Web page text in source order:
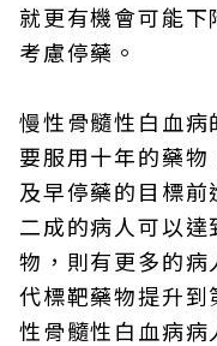
就更有機會可能
考慮停藥。
慢性骨髓性白血病
要服用十年的藥
及早停藥的目標
二成的病人可以
物，則有更多的
代標靶藥物提升
性骨髓性白血病